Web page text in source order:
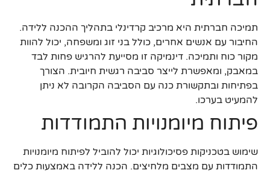
תמיכה חברתית היא מרכיב קרדינלי בתהליך ההכנה ללידה.
החיבור עם אנשים אחרים, כולל בני זוג ומשפחה, יכול להוות
מקור כוח ותמיכה. דינמיקה זו מסייעת להרגיש פחות לבד
במאבק, ומאפשרת לייצר סביבה רגשית חיובית. הצורך
בפתיחות ובתקשורת כנה עם הסביבה הקרובה לא ניתן
להמעיט בערכו.
פיתוח מיומנויות התמודדות
שימוש בטכניקות פסיכולוגיות יכול להוביל לפיתוח מיומנויות
התמודדות עם מצבים מלחיצים. הכנה ללידה באמצעות כלים